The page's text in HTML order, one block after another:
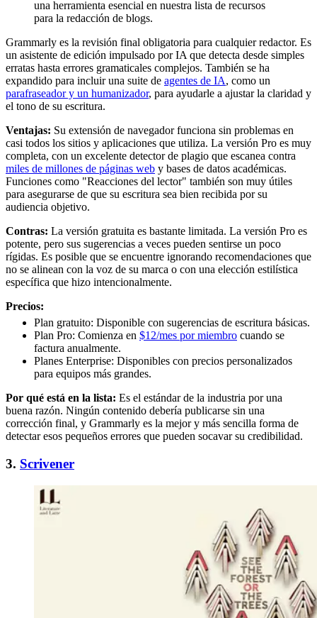
una herramienta esencial en nuestra lista de recursos
para la redacción de blogs.
Grammarly es la revisión final obligatoria para cualquier redactor. Es
un asistente de edición impulsado por IA que detecta desde simples
erratas hasta errores gramaticales complejos. También se ha
expandido para incluir una suite de agentes de IA, como un
parafraseador y un humanizador, para ayudarle a ajustar la claridad y
el tono de su escritura.
Ventajas: Su extensión de navegador funciona sin problemas en
casi todos los sitios y aplicaciones que utiliza. La versión Pro es muy
completa, con un excelente detector de plagio que escanea contra
miles de millones de páginas web y bases de datos académicas.
Funciones como "Reacciones del lector" también son muy útiles
para asegurarse de que su escritura sea bien recibida por su
audiencia objetivo.
Contras: La versión gratuita es bastante limitada. La versión Pro es
potente, pero sus sugerencias a veces pueden sentirse un poco
rígidas. Es posible que se encuentre ignorando recomendaciones que
no se alinean con la voz de su marca o con una elección estilística
específica que hizo intencionalmente.
Precios:
Plan gratuito: Disponible con sugerencias de escritura básicas.
Plan Pro: Comienza en $12/mes por miembro cuando se
factura anualmente.
Planes Enterprise: Disponibles con precios personalizados
para equipos más grandes.
Por qué está en la lista: Es el estándar de la industria por una
buena razón. Ningún contenido debería publicarse sin una
corrección final, y Grammarly es la mejor y más sencilla forma de
detectar esos pequeños errores que pueden socavar su credibilidad.
3. Scrivener